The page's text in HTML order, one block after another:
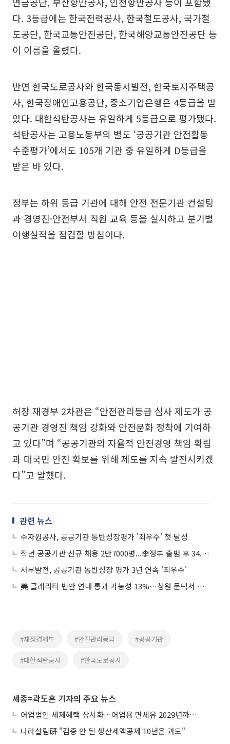
다. 3등급에는 한국전력공사, 한국철도공사, 국가철
도공단, 한국교통안전공단, 한국해양교통안전공단 등
이 이름을 올렸다.
반면 한국도로공사와 한국동서발전, 한국토지주택공
사, 한국장애인고용공단, 중소기업은행은 4등급을 받
았다. 대한석탄공사는 유일하게 5등급으로 평가됐다.
석탄공사는 고용노동부의 별도 ‘공공기관 안전활동
수준평가’에서도 105개 기관 중 유일하게 D등급을
받은 바 있다.
정부는 하위 등급 기관에 대해 안전 전문기관 컨설팅
과 경영진·안전부서 직원 교육 등을 실시하고 분기별
이행실적을 점검할 방침이다.
허장 재경부 2차관은 “안전관리등급 심사 제도가 공
공기관 경영진 책임 강화와 안전문화 정착에 기여하
고 있다”며 “공공기관의 자율적 안전경영 책임 확립
과 대국민 안전 확보를 위해 제도를 지속 발전시키겠
다”고 말했다.
관련 뉴스
수자원공사, 공공기관 동반성장평가 '최우수' 첫 달성
작년 공공기관 신규 채용 2만7000명...李정부 출범 후 34.5%↑
서부발전, 공공기관 동반성장 평가 3년 연속 '최우수'
美 클래리티 법안 연내 통과 가능성 13%…상원 문턱서 제동
#재정경제부 #안전관리등급 #공공기관
#대한석탄공사 #한국도로공사
세종=곽도흔 기자의 주요 뉴스
어업법인 세제혜택 상시화…어업용 면세유 2029년까지 연장
나라살림硏 "검증 안 된 생산세액공제 10년은 과도"